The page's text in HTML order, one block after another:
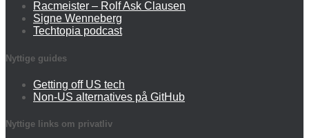
Racmeister – Rolf Ask Clausen
Signe Wenneberg
Techtopia podcast
Nyttige guides
Getting off US tech
Non-US alternatives på GitHub
Nyttige links om privatliv